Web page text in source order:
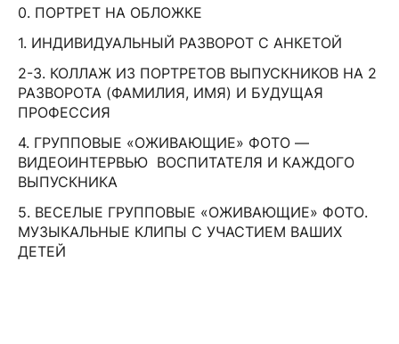
0. ПОРТРЕТ НА ОБЛОЖКЕ
1. ИНДИВИДУАЛЬНЫЙ РАЗВОРОТ С АНКЕТОЙ
2-3. КОЛЛАЖ ИЗ ПОРТРЕТОВ ВЫПУСКНИКОВ НА 2
РАЗВОРОТА (ФАМИЛИЯ, ИМЯ) И БУДУЩАЯ
ПРОФЕССИЯ
4. ГРУППОВЫЕ «ОЖИВАЮЩИЕ» ФОТО —
ВИДЕОИНТЕРВЬЮ ВОСПИТАТЕЛЯ И КАЖДОГО
ВЫПУСКНИКА
5. ВЕСЕЛЫЕ ГРУППОВЫЕ «ОЖИВАЮЩИЕ» ФОТО.
МУЗЫКАЛЬНЫЕ КЛИПЫ С УЧАСТИЕМ ВАШИХ
ДЕТЕЙ